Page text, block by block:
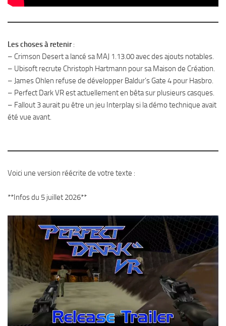
Les choses à retenir:
– Crimson Desert a lancé sa MAJ 1.13.00 avec des ajouts notables.
– Ubisoft recrute Christoph Hartmann pour sa Maison de Création.
– James Ohlen refuse de développer Baldur’s Gate 4 pour Hasbro.
– Perfect Dark VR est actuellement en bêta sur plusieurs casques.
– Fallout 3 aurait pu être un jeu Interplay si la démo technique avait
été vue avant.
Voici une version réécrite de votre texte :
**Infos du 5 juillet 2026**